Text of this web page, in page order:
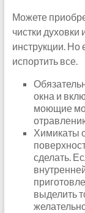
Можете
чистки духовки
инструкции. Но
испортить все.
окна и
моющие
Химикаты
сделать.
выделить